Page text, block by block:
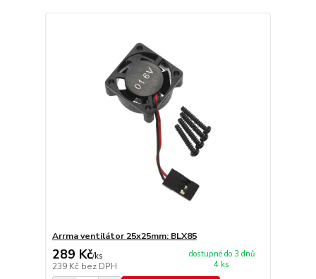
Arrma ventilátor 25x25mm: BLX85
289 Kč/ks
239 Kč bez DPH
dostupné do 3 dnů
4 ks